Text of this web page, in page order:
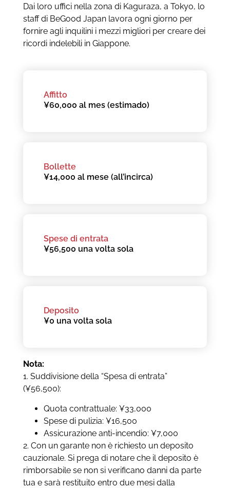
Dai loro uffici nella zona di Kaguraza, a Tokyo, lo
staff di BeGood Japan lavora ogni giorno per
fornire agli inquilini i mezzi migliori per creare dei
ricordi indelebili in Giappone.
Affitto
¥60,000 al mes (estimado)
Bollette
¥14,000 al mese (all’incirca)
Spese di entrata
¥56,500 una volta sola
Deposito
¥0 una volta sola
Nota:
1. Suddivisione della “Spesa di entrata”
(¥56,500):
Quota contrattuale: ¥33,000
Spese di pulizia: ¥16,500
Assicurazione anti-incendio: ¥7,000
2. Con un garante non è richiesto un deposito
cauzionale. Si prega di notare che il deposito è
rimborsabile se non si verificano danni da parte
tua e sarà restituito entro due mesi dalla